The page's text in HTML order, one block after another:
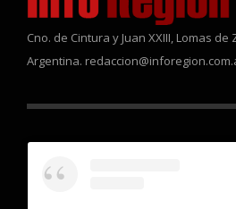
Cno. de Cintura y Juan XXIII, Lomas de
Argentina.